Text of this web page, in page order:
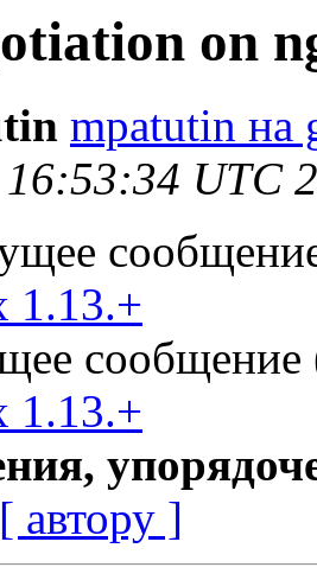
on
mpatutin на
UTC
1.13.+
сообщение
1.13.+
[ автору ]